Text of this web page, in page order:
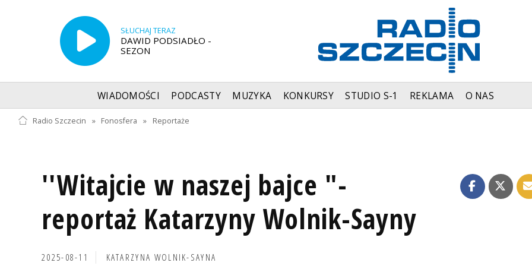
SŁUCHAJ TERAZ
DAWID PODSIADŁO -
SEZON
WIADOMOŚCI PODCASTY MUZYKA KONKURSY STUDIO S-1 REKLAMA O NAS
Radio Szczecin » Fonosfera » Reportaże
''Witajcie w naszej bajce "-
reportaż Katarzyny Wolnik-Sayny
2025-08-11 KATARZYNA WOLNIK-SAYNA